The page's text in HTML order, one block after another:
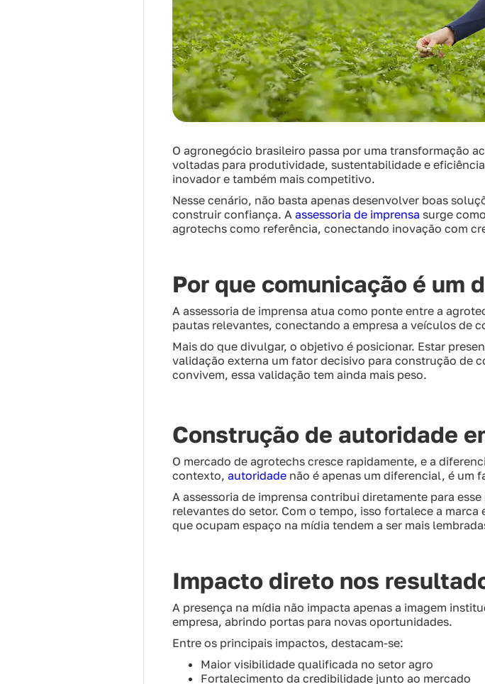
O agronegócio brasileiro passa por uma transformação
voltadas para produtividade, sustentabilidade e
inovador e também mais competitivo.
Nesse cenário, não basta apenas desenvolver boas
construir confiança. A assessoria de imprensa surge
agrotechs como referência, conectando inovação com
Por que comunicação é um
A assessoria de imprensa atua como ponte entre a
pautas relevantes, conectando a empresa a veículos de
Mais do que divulgar, o objetivo é posicionar. Estar
validação externa um fator decisivo para construção de
convivem, essa validação tem ainda mais peso.
Construção de autoridade
O mercado de agrotechs cresce rapidamente, e a
contexto, autoridade não é apenas um diferencial, é um
A assessoria de imprensa contribui diretamente para
relevantes do setor. Com o tempo, isso fortalece a
que ocupam espaço na mídia tendem a ser mais
Impacto direto nos
A presença na mídia não impacta apenas a imagem
empresa, abrindo portas para novas oportunidades.
Entre os principais impactos, destacam-se:
Maior visibilidade qualificada no setor agro
Fortalecimento da credibilidade junto ao mercado